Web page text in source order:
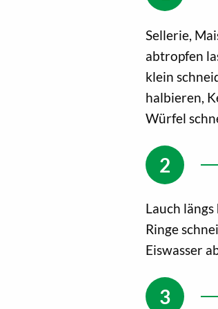
Sellerie,
abtropfen
klein
halbieren,
Würfel
Lauch
Ringe
Eiswasser